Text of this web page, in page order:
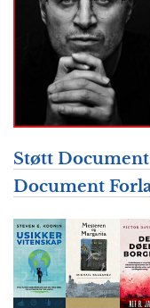
Støtt Document
Document